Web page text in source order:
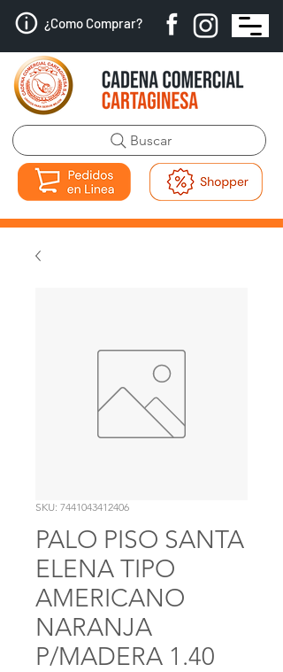
¿Como Comprar?
Buscar
SKU: 7441043412406
PALO PISO SANTA
ELENA TIPO
AMERICANO
NARANJA
P/MADERA 1.40